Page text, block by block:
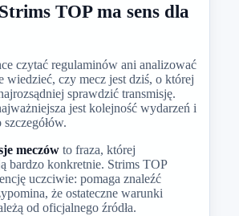
TOP ma sens dla
czytać regulaminów ani analizować
wiedzieć, czy mecz jest dziś, o której
sprawdzić transmisję.
jest kolejność wydarzeń i
meczów to fraza, której
bardzo konkretnie. Strims TOP
uczciwie: pomaga znaleźć
że ostateczne warunki
od oficjalnego źródła.